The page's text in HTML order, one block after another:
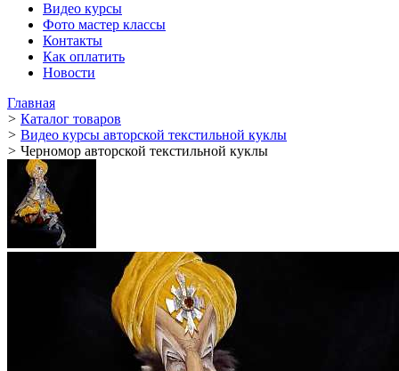
Видео курсы
Фото мастер классы
Контакты
Как оплатить
Новости
Главная
> Каталог товаров
> Видео курсы авторской текстильной куклы
> Черномор авторской текстильной куклы